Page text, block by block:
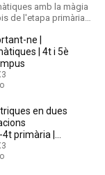
amb la màgia
de l'etapa primària
ne |
| 4t i 5è
en dues
primària |